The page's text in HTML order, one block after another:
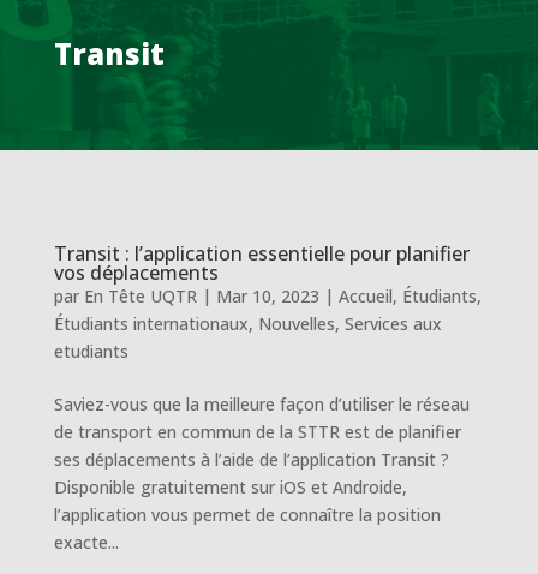
Transit
Transit : l’application essentielle pour planifier
vos déplacements
par En Tête UQTR| Mar 10, 2023 | Accueil, Étudiants,
Étudiants internationaux, Nouvelles, Services aux
etudiants
Saviez-vous que la meilleure façon d’utiliser le réseau
de transport en commun de la STTR est de planifier
ses déplacements à l’aide de l’application Transit ?
Disponible gratuitement sur iOS et Androide,
l’application vous permet de connaître la position
exacte...